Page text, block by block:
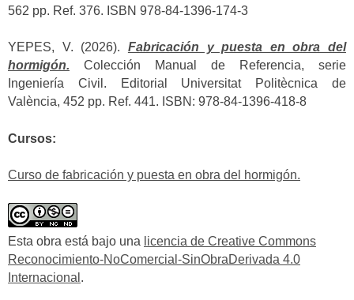
562 pp. Ref. 376. ISBN 978-84-1396-174-3
YEPES, V. (2026). Fabricación y puesta en obra del
hormigón. Colección Manual de Referencia, serie
Ingeniería Civil. Editorial Universitat Politècnica de
València, 452 pp. Ref. 441. ISBN: 978-84-1396-418-8
Cursos:
Curso de fabricación y puesta en obra del hormigón.
Esta obra está bajo una licencia de Creative Commons
Reconocimiento-NoComercial-SinObraDerivada 4.0
Internacional .